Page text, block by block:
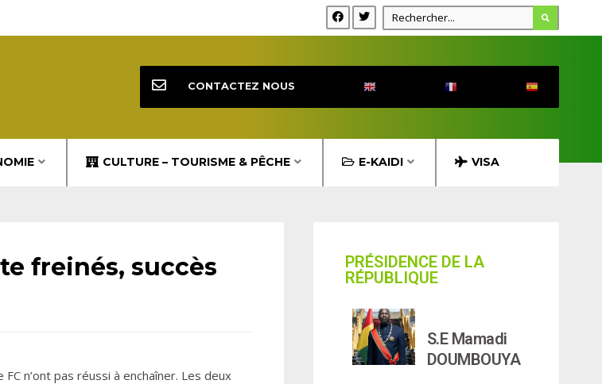
CULTURE – TOURISME & PÊCHE E-KAIDI VISA
CONTACTEZ NOUS
freinés, succès
n’ont pas réussi à enchaîner. Les deux
PRÉSIDENCE DE LA
RÉPUBLIQUE
S.E Mamadi
DOUMBOUYA